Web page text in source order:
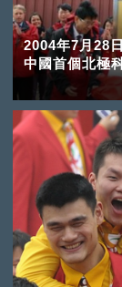
2004年7月28
中國首個北極